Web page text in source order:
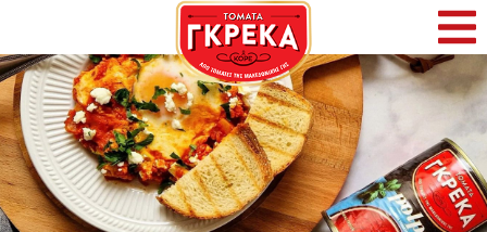
Αρχική
Η Γκρέκα
Προϊόντα